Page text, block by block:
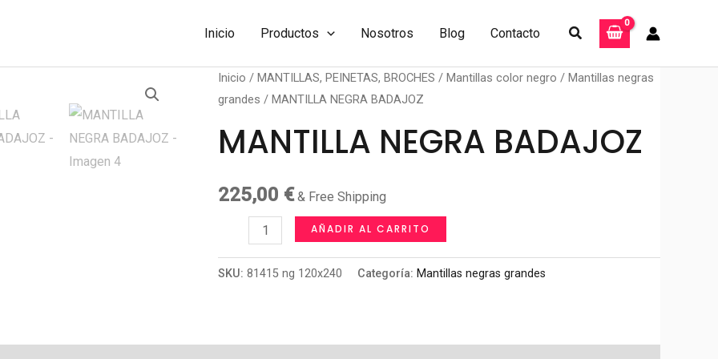
Inicio Productos Nosotros Blog Contacto Buscar
Inicio / MANTILLAS, PEINETAS, BROCHES / Mantillas color negro / Mantillas negras
grandes / MANTILLA NEGRA BADAJOZ
MANTILLA NEGRA BADAJOZ
225,00 € & Free Shipping
MANTILLA
BADAJOZ
AÑADIR AL CARRITO
SKU: 81415 ng 120x240 Categoría: Mantillas negras grandes